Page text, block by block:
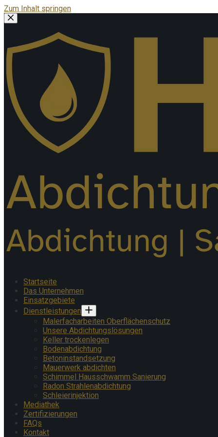
Zum Inhalt springen
Startseite
Das Unternehmen
Einsatzgebiete
Dienstleistungen
Malerfacharbeiten Oberflächenschutz
Unsere Abdichtungslösungen
Keller trockenlegen
Bodenabdichtung
Betoninstandsetzung
Mauerwerk abdichten
Schimmel Hausschwamm Sanierung
Radon Strahlenabdichtung
Schleierinjektion
Mediathek
Zertifizierungen
FAQs
Kontakt